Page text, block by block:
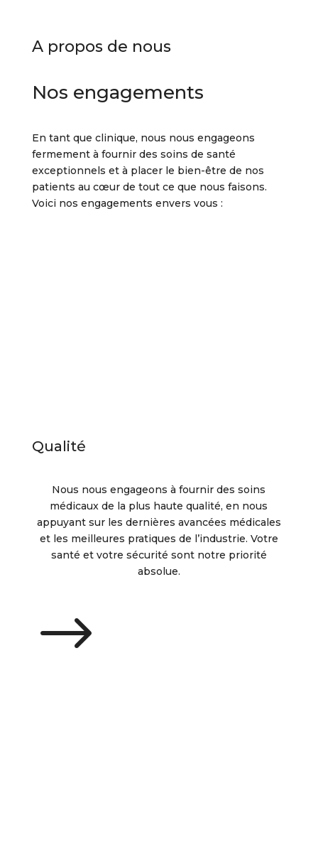
A propos de nous
Nos engagements
En tant que clinique, nous nous engageons
fermement à fournir des soins de santé
exceptionnels et à placer le bien-être de nos
patients au cœur de tout ce que nous faisons.
Voici nos engagements envers vous :
Qualité
Nous nous engageons à fournir des soins
médicaux de la plus haute qualité, en nous
appuyant sur les dernières avancées médicales
et les meilleures pratiques de l’industrie. Votre
santé et votre sécurité sont notre priorité
absolue.
$